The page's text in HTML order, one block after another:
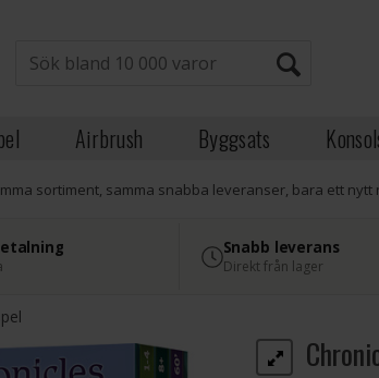
Airbrush Byggsats
sortiment, samma snabba leveranser, bara ett nytt
Snabb leverans
Direkt från lager